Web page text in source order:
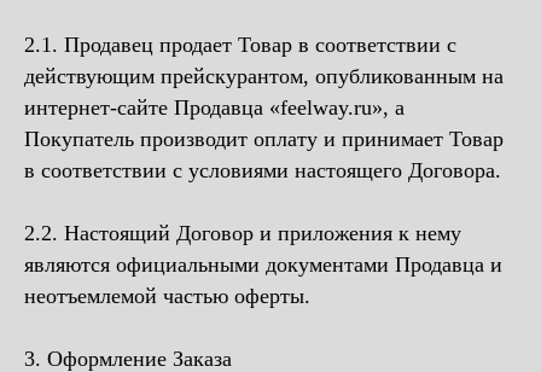
2.1. Продавец продает Товар в соответствии с
действующим прейскурантом, опубликованным на
интернет-сайте Продавца «feelway.ru», а
Покупатель производит оплату и принимает Товар
в соответствии с условиями настоящего Договора.
2.2. Настоящий Договор и приложения к нему
являются официальными документами Продавца и
неотъемлемой частью оферты.
3. Оформление Заказа